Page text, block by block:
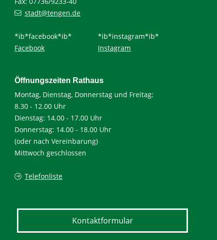
stadt@tengen.de
*ib*facebook*ib*
Facebook
*ib*instagram*ib*
Instagram
Öffnungszeiten Rathaus
Montag, Dienstag, Donnerstag und Freitag:
8.30 - 12.00 Uhr
Dienstag: 14.00 - 17.00 Uhr
Donnerstag: 14.00 - 18.00 Uhr
(oder nach Vereinbarung)
Mittwoch geschlossen
Telefonliste
Kontaktformular